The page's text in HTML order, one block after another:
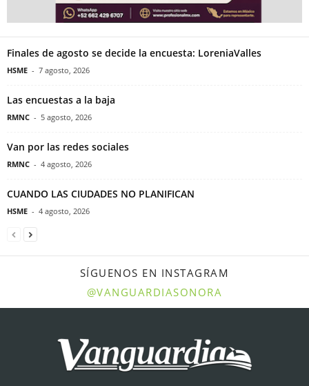
Finales de agosto se decide la encuesta: LoreniaValles
HSME - 7 agosto, 2026
Las encuestas a la baja
RMNC - 5 agosto, 2026
Van por las redes sociales
RMNC - 4 agosto, 2026
CUANDO LAS CIUDADES NO PLANIFICAN
HSME - 4 agosto, 2026
SÍGUENOS EN INSTAGRAM
@VANGUARDIASONORA